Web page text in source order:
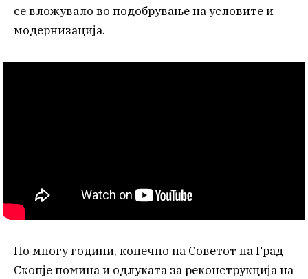
се вложувало во подобрување на условите и
модернизација.
По многу години, конечно на Советот на Град
Скопје помина и одлуката за реконструкција на